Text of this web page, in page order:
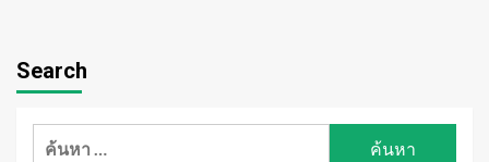
Search
ค้นหา